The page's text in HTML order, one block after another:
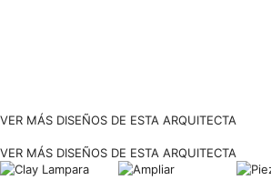
VER MÁS DISEÑOS DE ESTA ARQUITECTA
VER MÁS DISEÑOS DE ESTA ARQUITECTA